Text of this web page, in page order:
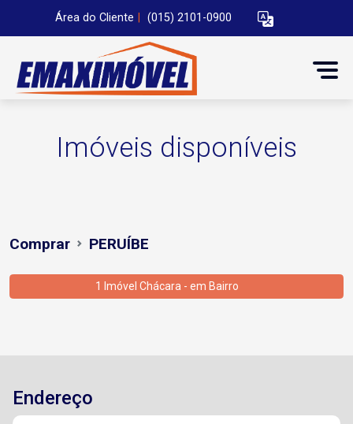
Área do Cliente (015) 2101-0900
Imóveis disponíveis
Comprar PERUÍBE
1 Imóvel Chácara - em Bairro
Endereço